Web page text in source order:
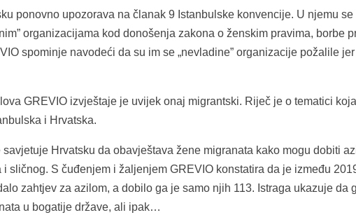
ponovno upozorava na članak 9 Istanbulske konvencije. U njemu
organizacijama kod donošenja zakona o ženskim pravima, borbe
spominje navodeći da su im se „nevladine” organizacije požalile
GREVIO izvještaje je uvijek onaj migrantski. Riječ je o tematici
i Hrvatska.
Hrvatsku da obavještava žene migranata kako mogu dobiti
sličnog. S čuđenjem i žaljenjem GREVIO konstatira da je između
zahtjev za azilom, a dobilo ga je samo njih 113. Istraga ukazuje da
u bogatije države, ali ipak…